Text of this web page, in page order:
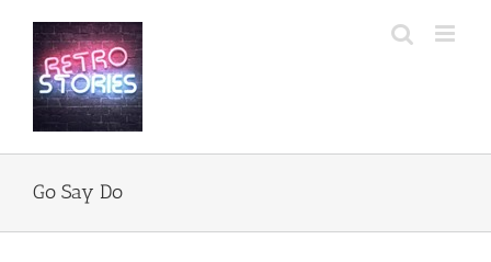
zawartości
Go Say Do